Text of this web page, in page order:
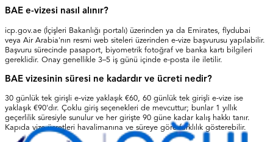
BAE e-vizesi nasıl alınır?
icp.gov.ae (İçişleri Bakanlığı portalı) üzerinden ya da Emirates, flydubai
veya Air Arabia'nın resmi web siteleri üzerinden e-vize başvurusu yapılabilir.
Başvuru sürecinde pasaport, biyometrik fotoğraf ve banka kartı bilgileri
gereklidir. Onay genellikle 3–5 iş günü içinde e-posta ile iletilir.
BAE vizesinin süresi ne kadardır ve ücreti nedir?
30 günlük tek girişli e-vize yaklaşık €60, 60 günlük tek girişli e-vize ise
yaklaşık €90'dır. Çoklu giriş seçenekleri de mevcuttur; bunlar 1 yıllık
geçerlilik süresiyle sunulur ve her girişte 90 güne kadar kalış hakkı tanır.
Kapıda vize ücretleri havalimanına ve süreye göre farklılık gösterebilir.